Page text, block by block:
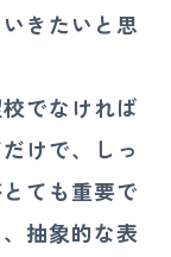
きたいと思
でなければ
けで、しっ
ても重要で
抽象的な表